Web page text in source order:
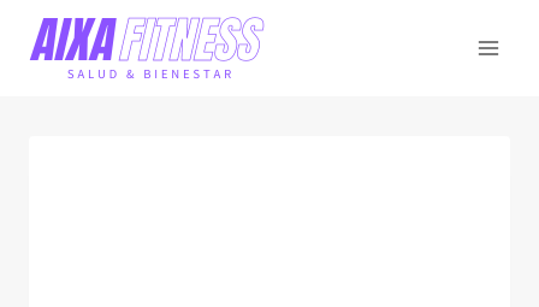
Saltar
contenido